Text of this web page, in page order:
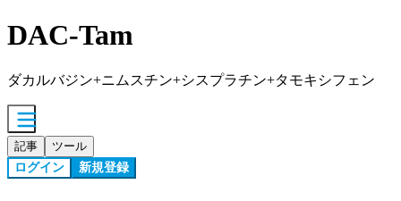
DAC-Tam
ダカルバジン+ニムスチン+シスプラチン+タモキシフェン
記事 ツール
ログイン 新規登録